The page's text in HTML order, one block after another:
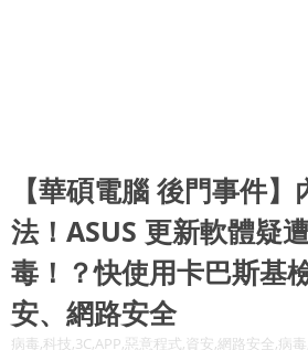
【華碩電腦 後門事件
法！ASUS 更新軟體疑
毒！？快使用卡巴斯基
安、網路安全
病毒,科技,3C,APP,惡意程式,資安,網路安全,病毒